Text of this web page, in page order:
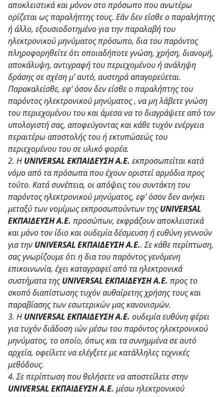
αποκλειστικά και μόνον στο πρόσωπο που ανωτέρω
ορίζεται ως παραλήπτης τους. Εάν δεν είσθε ο παραλήπτης
ή άλλο, εξουσιοδοτημένο για την παραλαβή του
ηλεκτρονικού μηνύματος πρόσωπο, δια του παρόντος
πληροφορηθείτε ότι οποιαδήποτε γνώση, χρήση, διανομή,
αποκάλυψη, αντιγραφή του περιεχομένου ή ανάληψη
δράσης σε σχέση μ’ αυτό, αυστηρά απαγορεύεται.
Παρακαλείσθε, εφ’ όσον δεν είσθε ο παραλήπτης του
παρόντος ηλεκτρονικού μηνύματος , να μη λάβετε γνώση
του περιεχομένου του και άμεσα να το διαγράψετε από τον
υπολογιστή σας, αποφεύγοντας και κάθε τυχόν ενέργεια
περαιτέρω αποστολής του ή εκτυπώσεώς του
περιεχομένου του σε υλικό φορέα.
2. Η UNIVERSAL ΕΚΠΑΙΔΕΥΣΗ Α.Ε. εκπροσωπείται κατά
νόμο από τα πρόσωπα που έχουν οριστεί αρμόδια προς
τούτο. Κατά συνέπεια, οι απόψεις του συντάκτη του
παρόντος ηλεκτρονικού μηνύματος, εφ’ όσον δεν ανήκει
μεταξύ των νομίμως εκπροσωπούντων τηςUNIVERSAL
ΕΚΠΑΙΔΕΥΣΗ Α.Ε. προσώπων, εκφράζουν αποκλειστικά
και μόνο τον ίδιο και ουδεμία δέσμευση ή ευθύνη γεννούν
για την UNIVERSAL ΕΚΠΑΙΔΕΥΣΗ Α.Ε.. Σε κάθε περίπτωση,
σας γνωρίζουμε ότι η δια του παρόντος γενόμενη
επικοινωνία, έχει καταγραφεί από τα ηλεκτρονικά
συστήματα τηςUNIVERSAL ΕΚΠΑΙΔΕΥΣΗ Α.Ε. προς το
σκοπό διαπίστωσης τυχόν αυθαίρετης χρήσης τους και
παραβίασης των εσωτερικών μας κανονισμών.
3. Η UNIVERSAL ΕΚΠΑΙΔΕΥΣΗ Α.Ε. ουδεμία ευθύνη φέρει
για τυχόν διάδοση ιών μέσω του παρόντος ηλεκτρονικού
μηνύματος, το οποίο, όπως και τα συνημμένα σε αυτό
αρχεία, οφείλετε να ελέγξετε με κατάλληλες τεχνικές
μεθόδους.
4. Σε περίπτωση που θελήσετε να αποστείλετε στην
UNIVERSAL ΕΚΠΑΙΔΕΥΣΗ Α.Ε. μέσω ηλεκτρονικού